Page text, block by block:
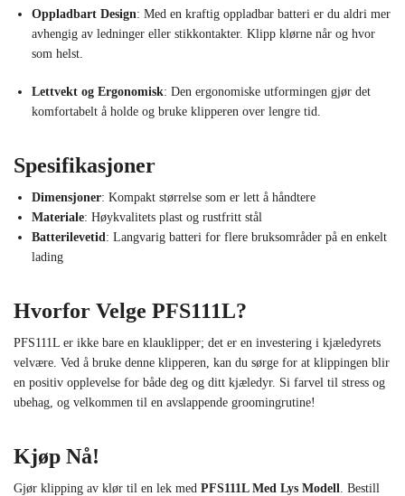
Oppladbart Design: Med en kraftig oppladbar batteri er du aldri mer
avhengig av ledninger eller stikkontakter. Klipp klørne når og hvor
som helst.
Lettvekt og Ergonomisk: Den ergonomiske utformingen gjør det
komfortabelt å holde og bruke klipperen over lengre tid.
Spesifikasjoner
Dimensjoner: Kompakt størrelse som er lett å håndtere
Materiale: Høykvalitets plast og rustfritt stål
Batterilevetid : Langvarig batteri for flere bruksområder på en enkelt
lading
Hvorfor Velge PFS111L?
PFS111L er ikke bare en klauklipper; det er en investering i kjæledyrets
velvære. Ved å bruke denne klipperen, kan du sørge for at klippingen blir
en positiv opplevelse for både deg og ditt kjæledyr. Si farvel til stress og
ubehag, og velkommen til en avslappende groomingrutine!
Kjøp Nå!
Gjør klipping av klør til en lek med PFS111L Med Lys Modell
. Bestill